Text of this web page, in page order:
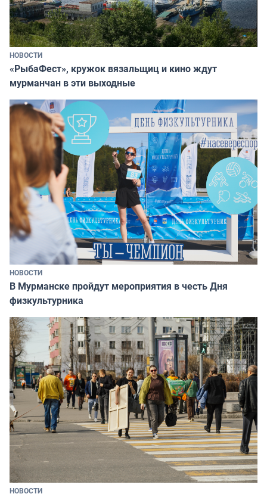
НОВОСТИ
«РыбаФест», кружок вязальщиц и кино ждут
мурманчан в эти выходные
НОВОСТИ
В Мурманске пройдут мероприятия в честь Дня
физкультурника
НОВОСТИ